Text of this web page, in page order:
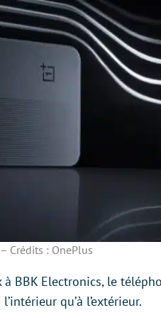
Crédits : OnePlus
BBK Electronics, le
qu’à l’extérieur.